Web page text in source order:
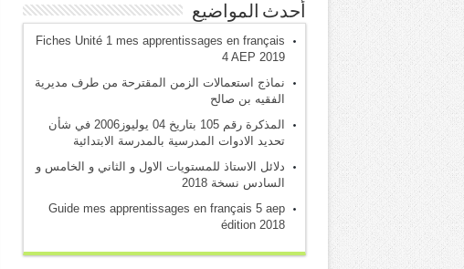
أحدث المواضيع
Fiches Unité 1 mes apprentissages en français
4 AEP 2019
نماذج استعمالات الزمن المقترحة من طرف مديرية
الفقيه بن صالح
المذكرة رقم 105 بتاريخ 04 يوليوز2006 في شأن
تحديد الادوات المدرسية بالمدرسة الابتدائية
دلائل الاستاذ للمستويات الاول و الثاني و الخامس و
السادس نسخة 2018
Guide mes apprentissages en français 5 aep
édition 2018